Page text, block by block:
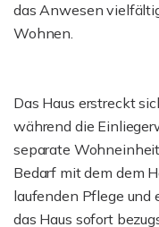
das Anwesen
Wohnen.
Das Haus erstreckt
während die
separate
Bedarf mit dem dem
laufenden Pflege und
das Haus sofort